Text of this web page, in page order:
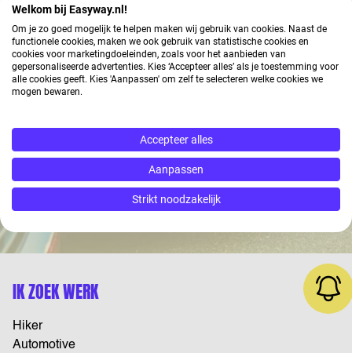
DÉ SPECIALIST IN
AUTOMOTIVE &
TRANSPORT
Contact
IK ZOEK WERK
Hiker
Automotive
Welkom bij Easyway.nl!
Om je zo goed mogelijk te helpen maken wij gebruik van cookies. Naast de
functionele cookies, maken we ook gebruik van statistische cookies en
cookies voor marketingdoeleinden, zoals voor het aanbieden van
gepersonaliseerde advertenties. Kies ‘Accepteer alles’ als je toestemming voor
alle cookies geeft. Kies 'Aanpassen' om zelf te selecteren welke cookies we
mogen bewaren.
Accepteer alles
Aanpassen
Strikt noodzakelijk